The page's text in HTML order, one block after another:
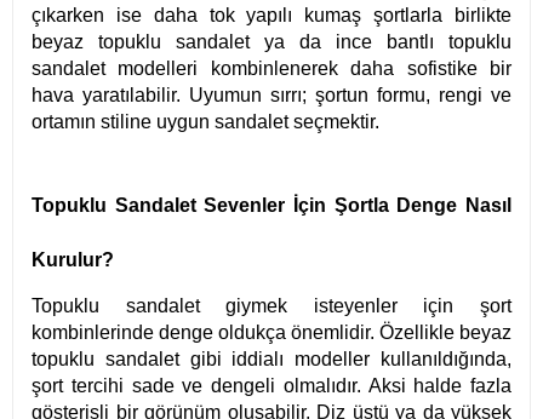
çıkarken ise daha tok yapılı kumaş şortlarla birlikte
beyaz topuklu sandalet ya da ince bantlı topuklu
sandalet modelleri kombinlenerek daha sofistike bir
hava yaratılabilir. Uyumun sırrı; şortun formu, rengi ve
ortamın stiline uygun sandalet seçmektir.
Topuklu Sandalet Sevenler İçin Şortla Denge Nasıl
Kurulur?
Topuklu sandalet giymek isteyenler için şort
kombinlerinde denge oldukça önemlidir. Özellikle beyaz
topuklu sandalet gibi iddialı modeller kullanıldığında,
şort tercihi sade ve dengeli olmalıdır. Aksi halde fazla
gösterişli bir görünüm oluşabilir. Diz üstü ya da yüksek